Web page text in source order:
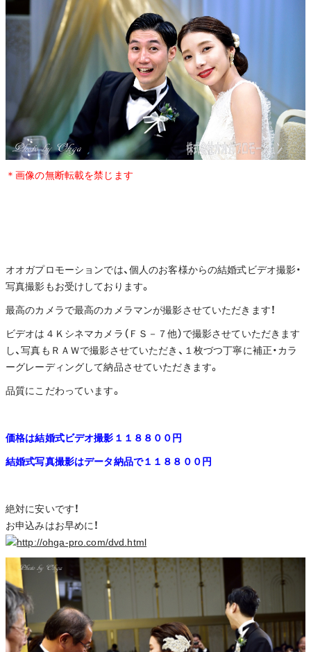
＊画像の無断転載を禁じます
オオガプロモーションでは、個人のお客様からの結婚式ビデオ撮影・
写真撮影もお受けしております。
最高のカメラで最高のカメラマンが撮影させていただきます！
ビデオは４Ｋシネマカメラ（ＦＳ－７他）で撮影させていただきます
し、写真もＲＡＷで撮影させていただき、１枚づつ丁寧に補正・カラ
ーグレーディングして納品させていただきます。
品質にこだわっています。
価格は結婚式ビデオ撮影１１８８００円
結婚式写真撮影はデータ納品で１１８８００円
絶対に安いです！
お申込みはお早めに！
http://ohga-pro.com/dvd.html